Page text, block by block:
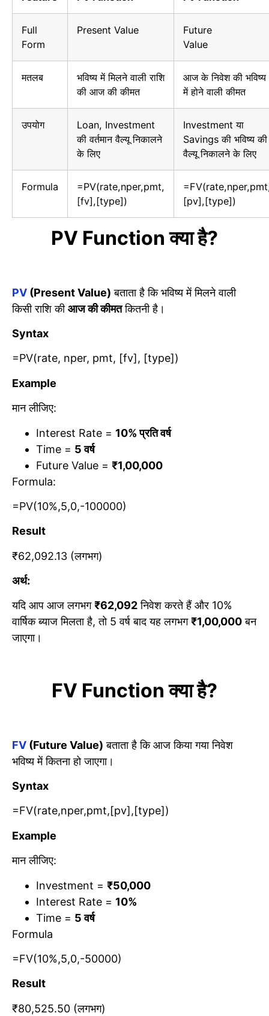
Full
Form
Present Value
Future
Value
मतलब
भविष्य में मिलने वाली राशि
की आज की कीमत
आज के निवेश की भविष्य
में होने वाली कीमत
उपयोग
Loan, Investment
की वर्तमान वैल्यू निकालने
के लिए
Investment या
Savings की भविष्य की
वैल्यू निकालने के लिए
Formula
=PV(rate,nper,pmt,
[fv],[type])
[pv],[type])
PV Functionक्या है?
PV (Present Value) बताता है कि भविष्य में मिलने वाली
किसी राशि कीआज की कीमतकितनी है।
Syntax
=PV(rate, nper, pmt, [fv], [type])
Example
मान लीजिए:
Interest Rate = 10%प्रति वर्ष
Time = 5वर्ष
Future Value = ₹1,00,000
Formula:
=PV(10%,5,0,-100000)
Result
₹62,092.13 (लगभग)
अर्थ:
यदि आप आज लगभग₹62,092निवेश करते हैं और 10%
वार्षिक ब्याज मिलता है, तो 5 वर्ष बाद यह लगभग₹1,00,000बन
जाएगा।
FV Functionक्या है?
FV (Future Value) बताता है कि आज किया गया निवेश
भविष्य में कितना हो जाएगा।
Syntax
=FV(rate,nper,pmt,[pv],[type])
Example
मान लीजिए:
Investment = ₹50,000
Interest Rate = 10%
Time = 5वर्ष
Formula
=FV(10%,5,0,-50000)
Result
₹80,525.50 (लगभग)